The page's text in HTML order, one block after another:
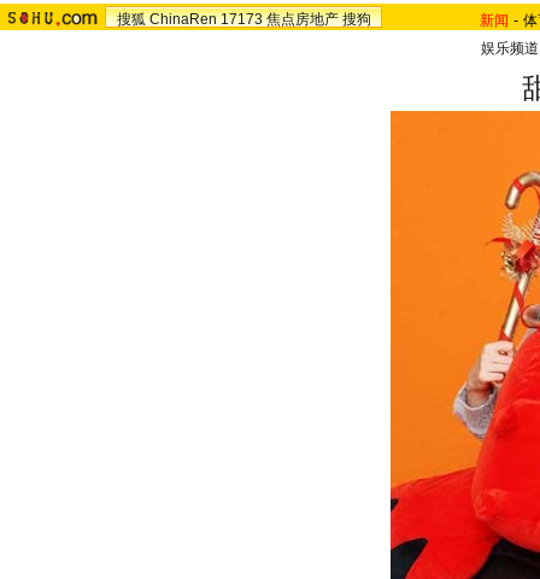
搜狐 ChinaRen 17173 焦点房地产 搜狗 新闻 -
娱乐频道